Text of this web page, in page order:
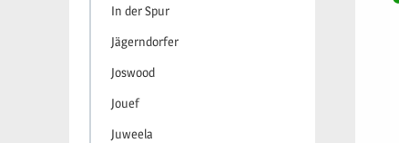
In der Spur
Jägerndorfer
Joswood
Jouef
Juweela